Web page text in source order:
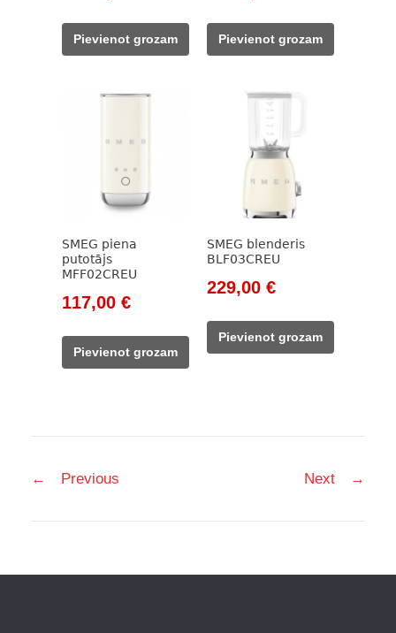
was:
1
Pievienot grozam
was:
3
Pievienot grozam
SMEG piena
putotājs
MFF02CREU
Original
was:
133,00 €.
117,00 €Current
117,00 €.
Pievienot grozam
SMEG blenderis
BLF03CREU
Original
was:
262,00 €.
229,00 €Current
229,00 €.
Pievienot grozam
navigation
← Previous Next →